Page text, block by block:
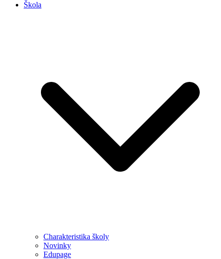
Škola
Charakteristika školy
Novinky
Edupage